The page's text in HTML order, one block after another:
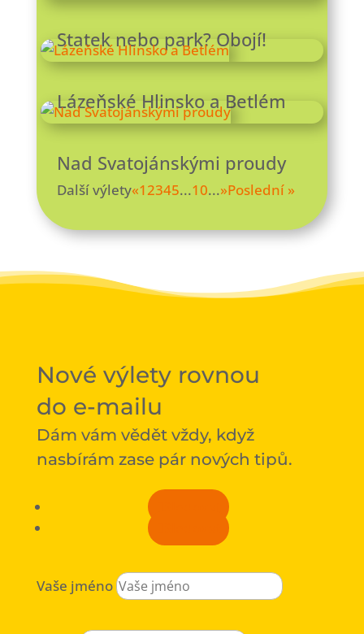
Statek nebo park? Obojí!
Lázeňské Hlinsko a Betlém
Nad Svatojánskými proudy
Další výlety«12345...10...»Poslední »
Nové výlety rovnou
do e-mailu
Dám vám vědět vždy, když
nasbírám zase pár nových tipů.
Vaše jméno